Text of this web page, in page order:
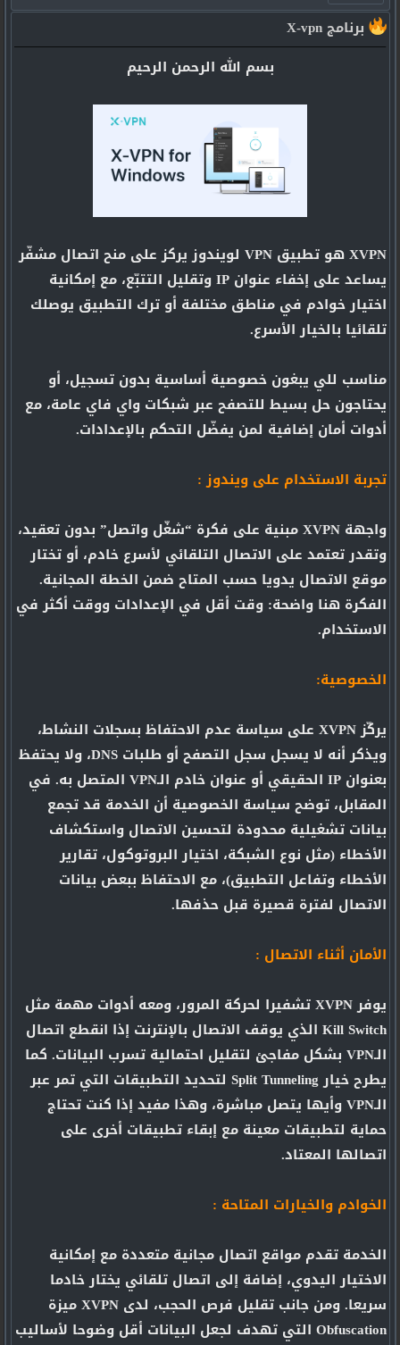
برنامج X-vpn
بسم الله الرحمن الرحيم
XVPN هو تطبيق VPN لويندوز يركز على منح اتصال مشفّر
يساعد على إخفاء عنوان IP وتقليل التتبّع، مع إمكانية
اختيار خوادم في مناطق مختلفة أو ترك التطبيق يوصلك
تلقائيا بالخيار الأسرع.
مناسب للي يبغون خصوصية أساسية بدون تسجيل، أو
يحتاجون حل بسيط للتصفح عبر شبكات واي فاي عامة، مع
أدوات أمان إضافية لمن يفضّل التحكم بالإعدادات.
تجربة الاستخدام على ويندوز :
واجهة XVPN مبنية على فكرة “شغّل واتصل” بدون تعقيد،
وتقدر تعتمد على الاتصال التلقائي لأسرع خادم، أو تختار
موقع الاتصال يدويا حسب المتاح ضمن الخطة المجانية.
الفكرة هنا واضحة: وقت أقل في الإعدادات ووقت أكثر في
الاستخدام.
الخصوصية:
يركّز XVPN على سياسة عدم الاحتفاظ بسجلات النشاط،
ويذكر أنه لا يسجل سجل التصفح أو طلبات DNS، ولا يحتفظ
بعنوان IP الحقيقي أو عنوان خادم الـVPN المتصل به. في
المقابل، توضح سياسة الخصوصية أن الخدمة قد تجمع
بيانات تشغيلية محدودة لتحسين الاتصال واستكشاف
الأخطاء (مثل نوع الشبكة، اختيار البروتوكول، تقارير
الأخطاء وتفاعل التطبيق)، مع الاحتفاظ ببعض بيانات
الاتصال لفترة قصيرة قبل حذفها.
الأمان أثناء الاتصال :
يوفر XVPN تشفيرا لحركة المرور، ومعه أدوات مهمة مثل
Kill Switch الذي يوقف الاتصال بالإنترنت إذا انقطع اتصال
الـVPN بشكل مفاجئ لتقليل احتمالية تسرب البيانات. كما
يطرح خيار Split Tunneling لتحديد التطبيقات التي تمر عبر
الـVPN وأيها يتصل مباشرة، وهذا مفيد إذا كنت تحتاج
حماية لتطبيقات معينة مع إبقاء تطبيقات أخرى على
اتصالها المعتاد.
الخوادم والخيارات المتاحة :
الخدمة تقدم مواقع اتصال مجانية متعددة مع إمكانية
الاختيار اليدوي، إضافة إلى اتصال تلقائي يختار خادما
سريعا. ومن جانب تقليل فرص الحجب، لدى XVPN ميزة
Obfuscation التي تهدف لجعل البيانات أقل وضوحا لأساليب